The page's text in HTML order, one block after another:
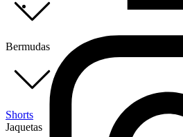
Bermudas
Shorts
Jaquetas